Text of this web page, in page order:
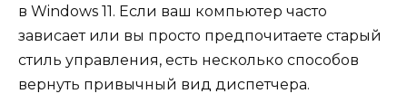
в Windows 11. Если ваш компьютер часто
зависает или вы просто предпочитаете старый
стиль управления, есть несколько способов
вернуть привычный вид диспетчера.